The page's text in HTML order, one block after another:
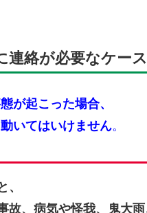
絡が必要なケース
が起こった場合、
いてはいけません。
、
故、病気や怪我、鬼大雨